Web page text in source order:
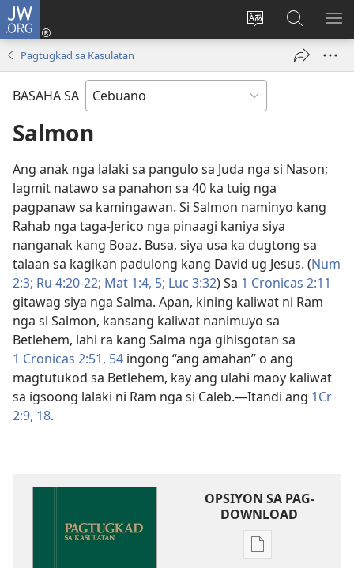
JW.ORG
Ilisi
pinulongan
sa
site
Log
ug
Pangitaa
sa
JW.ORG
Pagtugkad sa Kasulatan
BASAHA SA
Salmon
Ang anak nga lalaki sa pangulo sa Juda nga si Nason;
lagmit natawo sa panahon sa 40 ka tuig nga
pagpanaw sa kamingawan. Si Salmon naminyo kang
Rahab nga taga-Jerico nga pinaagi kaniya siya
nanganak kang Boaz. Busa, siya usa ka dugtong sa
talaan sa kagikan padulong kang David ug Jesus. (Num
2:3; Ru 4:20-22; Mat 1:​4, 5; Luc 3:32) Sa 1 Cronicas 2:11
gitawag siya nga Salma. Apan, kining kaliwat ni Ram
nga si Salmon, kansang kaliwat nanimuyo sa
Betlehem, lahi ra kang Salma nga gihisgotan sa
1 Cronicas 2:​51, 54 ingong “ang amahan” o ang
magtutukod sa Betlehem, kay ang ulahi maoy kaliwat
sa igsoong lalaki ni Ram nga si Caleb.​—Itandi ang 1Cr
2:​9, 18.
OPSIYON SA PAG-
DOWNLOAD
Opsiyon